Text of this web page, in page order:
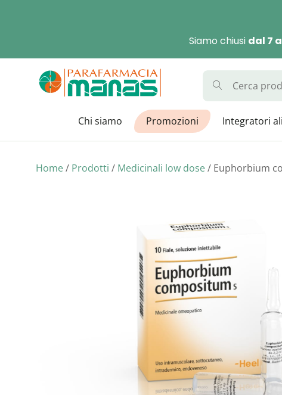
Siamo chiusi dal 7
Parafarmacia
La Parafarmacia con
Chi siamo Promozioni Integratori
Home/ Prodotti / Medicinali low dose/ Euphorbium